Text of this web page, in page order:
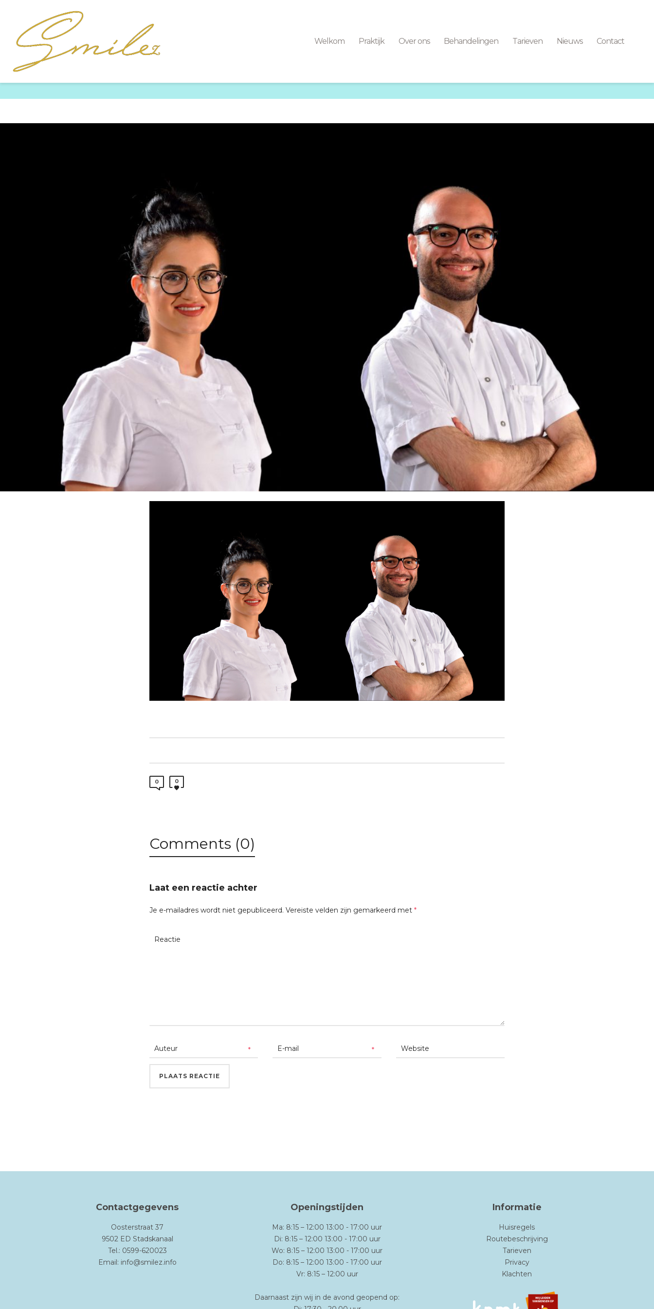
Welkom Praktijk Over ons Behandelingen Tarieven Nieuws Contact
0 0
Comments (0)
Laat een reactie achter
Je e-mailadres wordt niet gepubliceerd. Vereiste velden zijn gemarkeerd met *
* *
Contactgegevens
Oosterstraat 37
9502 ED Stadskanaal
Tel.: 0599-620023
Email: info@smilez.info
Openingstijden
Ma: 8:15 – 12:00 13:00 - 17:00 uur
Di: 8:15 – 12:00 13:00 - 17:00 uur
Wo: 8:15 – 12:00 13:00 - 17:00 uur
Do: 8:15 – 12:00 13:00 - 17:00 uur
Vr: 8:15 – 12:00 uur
Daarnaast zijn wij in de avond geopend op:
Informatie
Huisregels
Routebeschrijving
Tarieven
Privacy
Klachten